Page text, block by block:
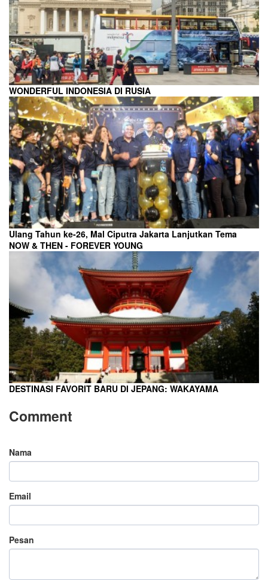
WONDERFUL INDONESIA DI RUSIA
Ulang Tahun ke-26, Mal Ciputra Jakarta Lanjutkan Tema
NOW & THEN - FOREVER YOUNG
DESTINASI FAVORIT BARU DI JEPANG: WAKAYAMA
Comment
Nama
Email
Pesan